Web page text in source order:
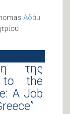
Αδάμ
της
to the
A Job